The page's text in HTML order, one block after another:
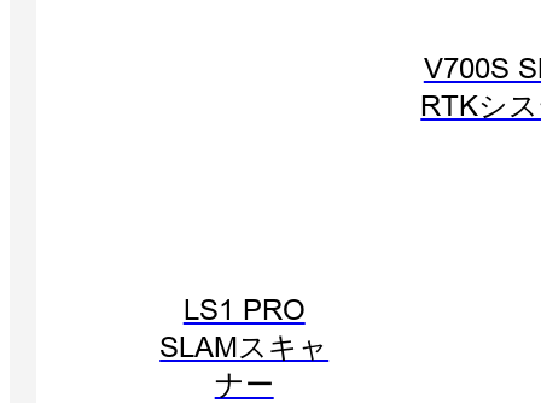
LS1 PRO
SLAMスキャ
ナー
V700S
RTKシ